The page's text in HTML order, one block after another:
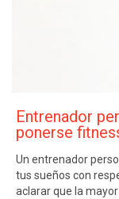
Entrenador
ponerse
Un entrenador
tus sueños con
aclarar que la